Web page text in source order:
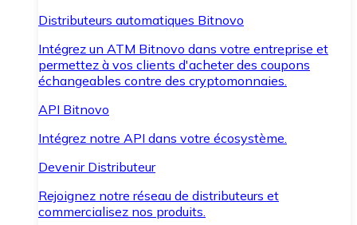
Distributeurs automatiques Bitnovo
Intégrez un ATM Bitnovo dans votre entreprise et
permettez à vos clients d'acheter des coupons
échangeables contre des cryptomonnaies.
API Bitnovo
Intégrez notre API dans votre écosystème.
Devenir Distributeur
Rejoignez notre réseau de distributeurs et
commercialisez nos produits.